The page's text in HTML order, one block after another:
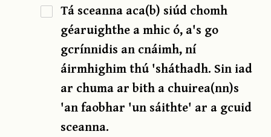
Tá sceanna aca(b) siúd chomh
géaruighthe a mhic ó, a's go
gcrínnidis an cnáimh, ní
áirmhighim thú 'sháthadh. Sin iad
ar chuma ar bith a chuirea(nn)s
'an faobhar 'un sáithte' ar a gcuid
sceanna.